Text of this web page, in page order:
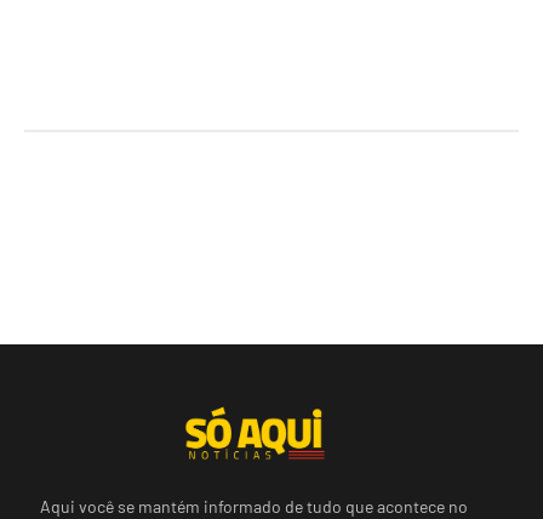
Aqui você se mantém informado de tudo que acontece no